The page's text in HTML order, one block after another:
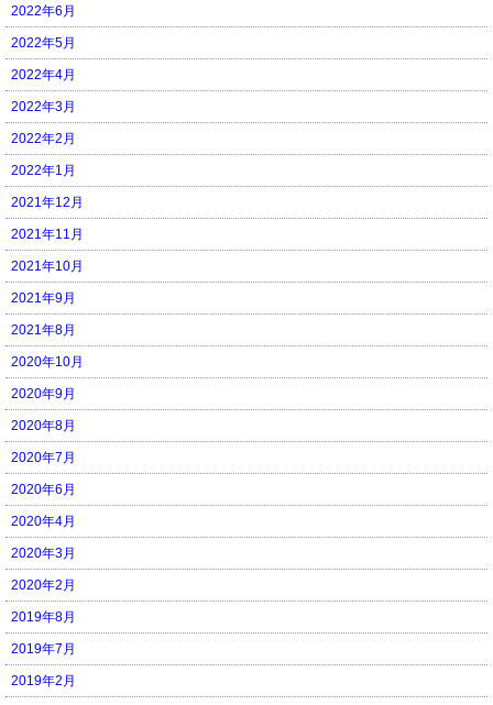
2022年6月
2022年5月
2022年4月
2022年3月
2022年2月
2022年1月
2021年12月
2021年11月
2021年10月
2021年9月
2021年8月
2020年10月
2020年9月
2020年8月
2020年7月
2020年6月
2020年4月
2020年3月
2020年2月
2019年8月
2019年7月
2019年2月